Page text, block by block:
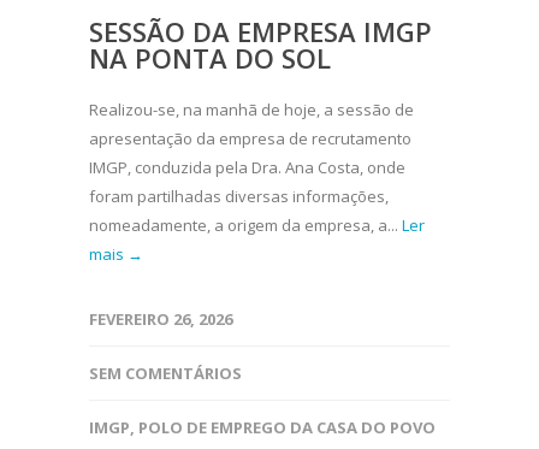
SESSÃO DA EMPRESA IMGP
NA PONTA DO SOL
Realizou-se, na manhã de hoje, a sessão de
apresentação da empresa de recrutamento
IMGP, conduzida pela Dra. Ana Costa, onde
foram partilhadas diversas informações,
nomeadamente, a origem da empresa, a... Ler
mais →
FEVEREIRO 26, 2026
SEM COMENTÁRIOS
IMGP, POLO DE EMPREGO DA CASA DO POVO